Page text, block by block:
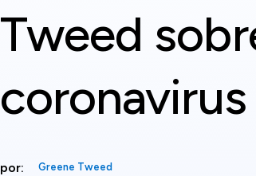
Tweed
coronavirus
por: Greene Tweed